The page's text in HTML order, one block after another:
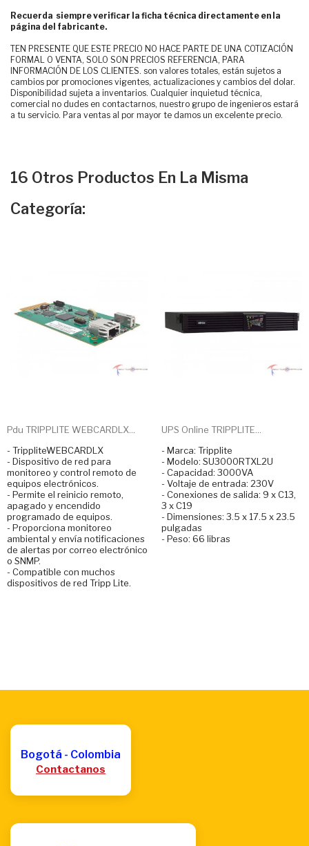
Recuerda siempre verificar la ficha técnica directamente en la
página del fabricante.
TEN PRESENTE QUE ESTE PRECIO NO HACE PARTE DE UNA COTIZACIÓN
FORMAL O VENTA, SOLO SON PRECIOS REFERENCIA, PARA
INFORMACIÓN DE LOS CLIENTES. son valores totales, están sujetos a
cambios por promociones vigentes, actualizaciones y cambios del dolar.
Disponibilidad sujeta a inventarios. Cualquier inquietud técnica,
comercial no dudes en contactarnos, nuestro grupo de ingenieros estará
a tu servicio. Para ventas al por mayor te damos un excelente precio.
16 Otros Productos En La Misma
Categoría:
Pdu TRIPPLITE WEBCARDLX...
- TrippliteWEBCARDLX
- Dispositivo de red para
monitoreo y control remoto de
equipos electrónicos.
- Permite el reinicio remoto,
apagado y encendido
programado de equipos.
- Proporciona monitoreo
ambiental y envía notificaciones
de alertas por correo electrónico
o SNMP.
- Compatible con muchos
dispositivos de red Tripp Lite.
UPS Online TRIPPLITE...
- Marca: Tripplite
- Modelo: SU3000RTXL2U
- Capacidad: 3000VA
- Voltaje de entrada: 230V
- Conexiones de salida: 9 x C13,
3 x C19
- Dimensiones: 3.5 x 17.5 x 23.5
pulgadas
- Peso: 66 libras
Bogotá - Colombia
Contactanos